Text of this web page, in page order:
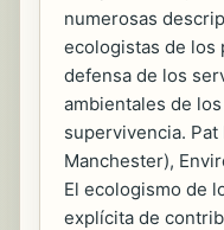
numerosas
ecologistas de los
defensa de los
ambientales de
supervivencia.
Manchester),
El ecologismo de
explícita de